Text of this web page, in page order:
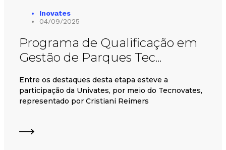
Inovates
04/09/2025
Programa de Qualificação em
Gestão de Parques Tec...
Entre os destaques desta etapa esteve a
participação da Univates, por meio do Tecnovates,
representado por Cristiani Reimers